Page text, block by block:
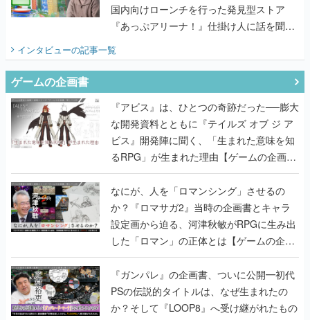
国内向けローンチを行った発見型ストア
『あっぷアリーナ！』仕掛け人に話を聞い
インタビューの記事一覧
ゲームの企画書
『アビス』は、ひとつの奇跡だった──膨大
な開発資料とともに『テイルズ オブ ジ ア
ビス』開発陣に聞く、「生まれた意味を知
るRPG」が生まれた理由【ゲームの企画
書】
なにが、人を「ロマンシング」させるの
か？『ロマサガ2』当時の企画書とキャラ
設定画から迫る、河津秋敏がRPGに生み出
した「ロマン」の正体とは【ゲームの企画
書】
『ガンパレ』の企画書、ついに公開━初代
PSの伝説的タイトルは、なぜ生まれたの
か？そして『LOOP8』へ受け継がれたもの